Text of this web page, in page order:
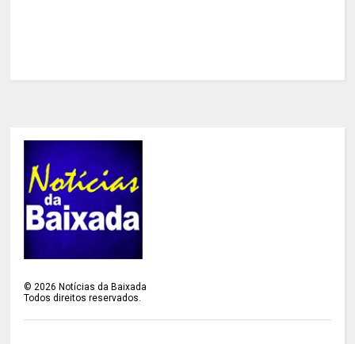
©2026 Notícias da Baixada
Todos direitos reservados.